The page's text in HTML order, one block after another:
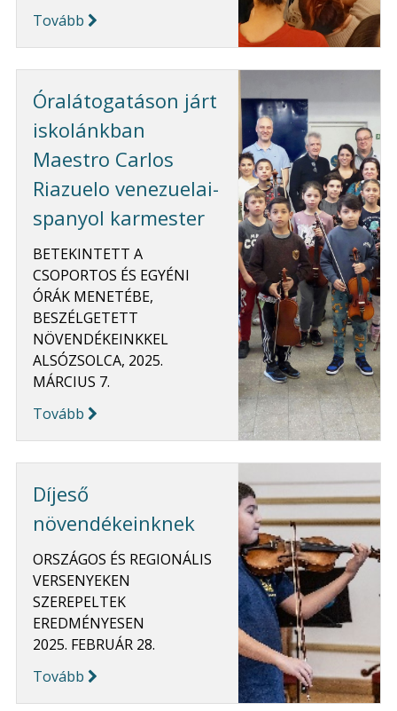
Tovább
Óralátogatáson járt
iskolánkban
Maestro Carlos
Riazuelo venezuelai-
spanyol karmester
BETEKINTETT A
CSOPORTOS ÉS EGYÉNI
ÓRÁK MENETÉBE,
BESZÉLGETETT
NÖVENDÉKEINKKEL
ALSÓZSOLCA, 2025.
MÁRCIUS 7.
Tovább
Díjeső
növendékeinknek
ORSZÁGOS ÉS REGIONÁLIS
VERSENYEKEN
SZEREPELTEK
EREDMÉNYESEN
2025. FEBRUÁR 28.
Tovább